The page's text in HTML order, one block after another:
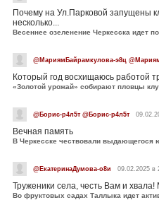
Почему на Ул.Парковой запущены
несколько...
Весеннее озеленение Черкесска идет
@МариямБайрамкулова-э8ц
Который год восхищаюсь работой
«Золотой урожай» собирают пловцы
@Борис-р4л5т @Борис-р4л5т
Вечная память
@ЕкатеринаДумова-о8и 09.02.2025 в
Труженики села, честь Вам и
Во фруктовых садах Таллыка идет